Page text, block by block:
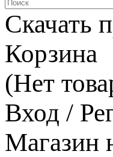
Скачать
Корзина
(Нет
Вход /
Магазин